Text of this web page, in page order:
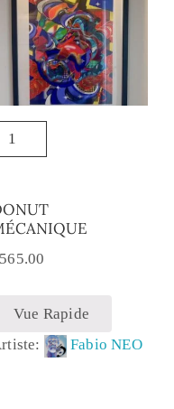
565.00
Vue Rapide
Fabio NEO